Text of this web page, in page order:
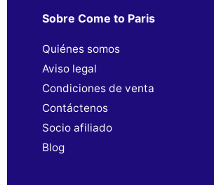
Sobre Come to Paris
Quiénes somos
Aviso legal
Condiciones de venta
Contáctenos
Socio afiliado
Blog